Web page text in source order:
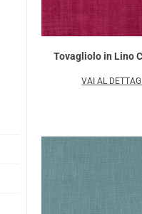
Tovagliolo in Lino
VAI AL